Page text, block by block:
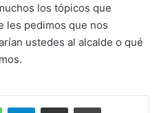
los tópicos que
les pedimos que nos
ustedes al alcalde o qué
WhatsAppTelegramEnviar vía email Imprimir